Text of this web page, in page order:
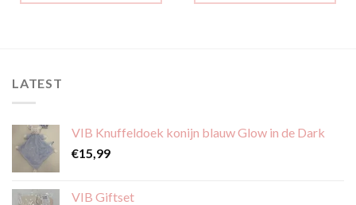
LATEST
VIB Knuffeldoek konijn blauw Glow in de Dark
€15,99
VIB Giftset